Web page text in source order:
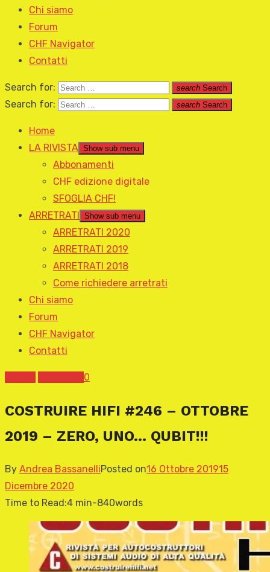
Chi siamo
Forum
CHF Navigator
Contatti
Search for: search Search
Search for: search Search
Home
LA RIVISTA Show sub menu
Abbonamenti
CHF edizione digitale
SFOGLIA CHF!
ARRETRATI
Show sub menu
ARRETRATI 2020
ARRETRATI 2019
ARRETRATI 2018
Come richiedere arretrati
Chi siamo
Forum
CHF Navigator
Contatti
0
COSTRUIRE HIFI #246 – OTTOBRE
2019 – ZERO, UNO… QUBIT!!!
By Andrea BassanelliPosted on16 Ottobre 201915
Dicembre 2020
Time to Read:4 min-840words